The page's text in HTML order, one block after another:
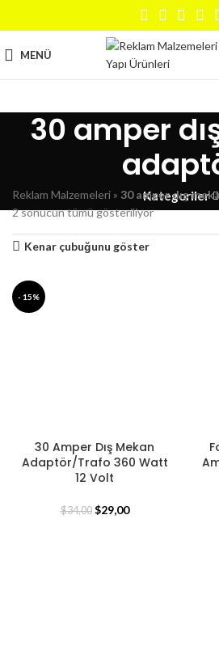
MENÜ
30 amper
Kategoriler
Reklam Malzemeleri » 30 amper dış
2 sonucun tümü gösteriliyor
Kenar çubuğunu göster
- 15%
30 Amper Dış Mekan
Adaptör/Trafo 360 Watt
12 Volt
$34,00 $29,00